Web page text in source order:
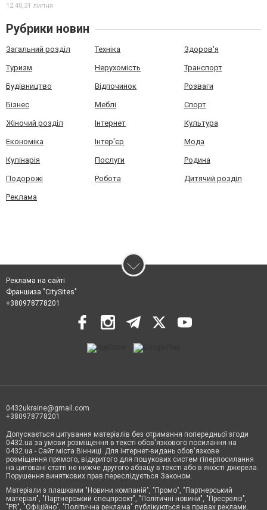
12:40, 31 липня
Рубрики новин
Загальний розділ Техніка Здоров'я
Туризм Нерухомість Транспорт
Будівництво Відпочинок Розваги
Бізнес Меблі Спорт
Жіночий розділ Інтернет Культура
Економіка Інтер'єр Мода
Кулінарія Послуги Родина
Подорожі Робота Дитячий розділ
Реклама
Реклама на сайті
Франшиза "CitySites"
+380978778201
0432ukraine@gmail.com
+380978778201
Допускається цитування матеріалів без отримання попередньої згоди
0432.ua за умови розміщення в тексті обов'язкового посилання на
0432.ua - Сайт міста Вінниці. Для інтернет-видань обов'язкове
розміщення прямого, відкритого для пошукових систем гіперпосилання
на цитовані статті не нижче другого абзацу в тексті або в якості джерела.
Порушення виняткових прав переслідується Законом.
Матеріали з плашками "Новини компаній", "Промо", "Партнерський
матеріал", "Партнерський спецпроєкт", "Політичні новини", "Пресреліз",
"PR", "Офіційно", "Політична реклама" публікуються на правах реклами.